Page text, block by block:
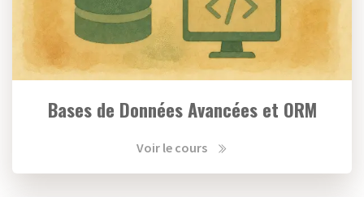
Bases de Données Avancées et ORM
Voir le cours